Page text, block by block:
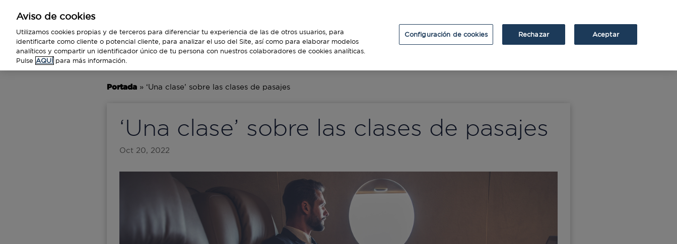
BUSINESS TECNOLOGÍA VIAJES
Portada » ‘Una clase’ sobre las clases de pasajes
‘Una clase’ sobre las clases de pasajes
Oct 20, 2022
Aviso de cookies
Utilizamos cookies propias y de terceros para diferenciar tu experiencia de las de otros usuarios, para
identificarte como cliente o potencial cliente, para analizar el uso del Site, así como para elaborar modelos
analíticos y compartir un identificador único de tu persona con nuestros colaboradores de cookies analíticas.
Pulse AQUÍ para más información.
Configuración de cookies Rechazar Aceptar